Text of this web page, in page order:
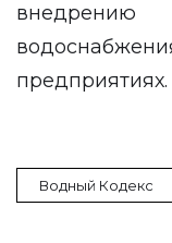
предприятиях.
Водный Кодекс